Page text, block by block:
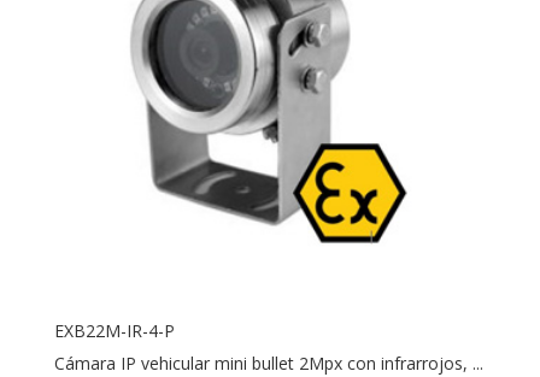
EXB22M-IR-4-P
Cámara IP vehicular mini bullet 2Mpx con infrarrojos, ...